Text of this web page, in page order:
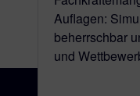
Auflagen:
beherrschbar
und